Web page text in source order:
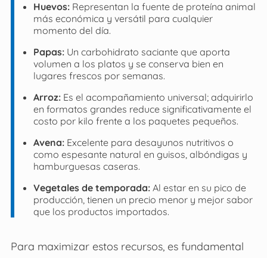
Huevos:Representan la fuente de proteína animal
más económica y versátil para cualquier
momento del día.
Papas:Un carbohidrato saciante que aporta
volumen a los platos y se conserva bien en
lugares frescos por semanas.
Arroz:Es el acompañamiento universal; adquirirlo
en formatos grandes reduce significativamente el
costo por kilo frente a los paquetes pequeños.
Avena:Excelente para desayunos nutritivos o
como espesante natural en guisos, albóndigas y
hamburguesas caseras.
Vegetales de temporada:Al estar en su pico de
producción, tienen un precio menor y mejor sabor
que los productos importados.
Para maximizar estos recursos, es fundamental